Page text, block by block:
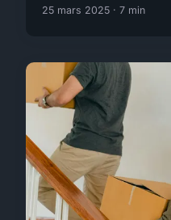
25 mars 2025 · 7 min